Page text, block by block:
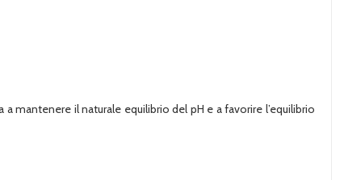
il naturale equilibrio del pH e a favorire l’equilibrio